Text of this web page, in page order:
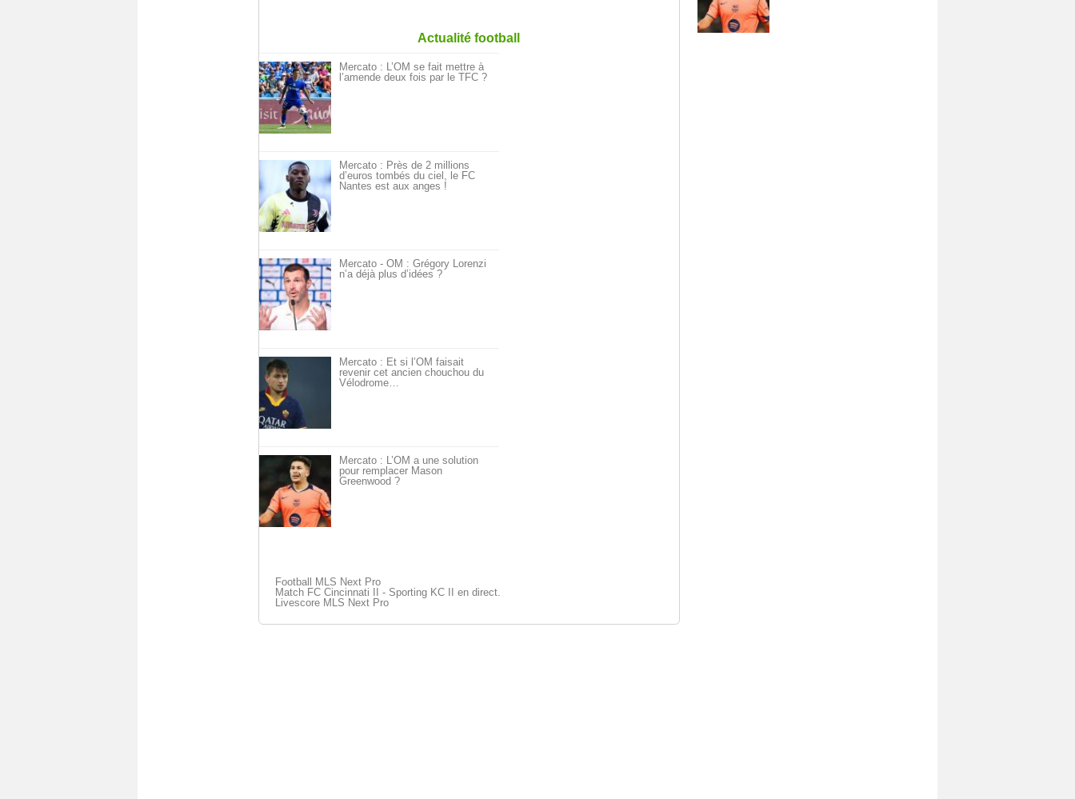
Actualité football
Mercato : L’OM se fait mettre à
l’amende deux fois par le TFC ?
Mercato : Près de 2 millions
d’euros tombés du ciel, le FC
Nantes est aux anges !
Mercato - OM : Grégory Lorenzi
n’a déjà plus d’idées ?
Mercato : Et si l’OM faisait
revenir cet ancien chouchou du
Vélodrome…
Mercato : L’OM a une solution
pour remplacer Mason
Greenwood ?
Football MLS Next Pro
Match FC Cincinnati II - Sporting KC II en direct.
Livescore MLS Next Pro